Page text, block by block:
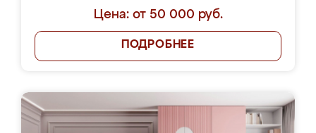
Цена: от 50 000 руб.
ПОДРОБНЕЕ